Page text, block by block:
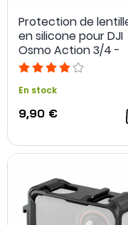
Protection de
en silicone pour DJI
Osmo Action 3/4 -
Sunnylife
En stock
9,90 €